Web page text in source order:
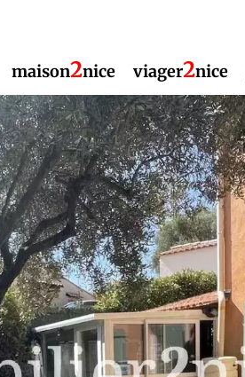
maison2nice viager2nice